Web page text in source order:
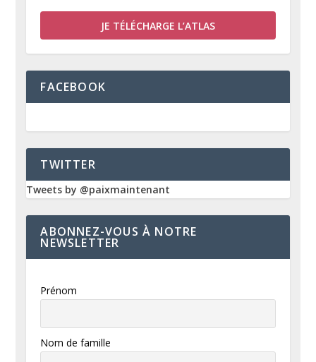
JE TÉLÉCHARGE L’ATLAS
FACEBOOK
TWITTER
Tweets by @paixmaintenant
ABONNEZ-VOUS À NOTRE
NEWSLETTER
Prénom
Nom de famille